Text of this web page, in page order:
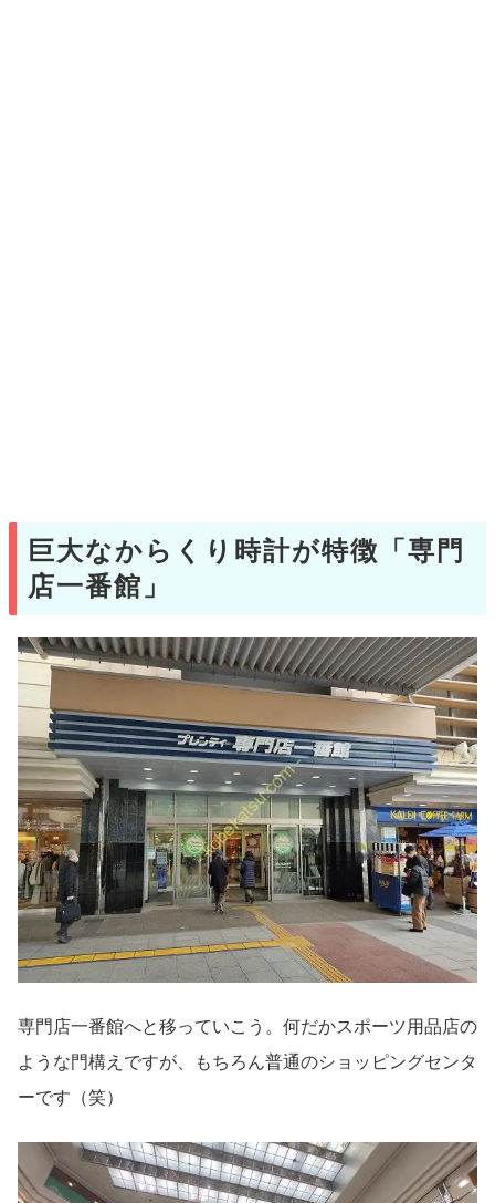
巨大なからくり時計が特徴「専門
店一番館」
専門店一番館へと移っていこう。何だかスポーツ用品店の
ような門構えですが、もちろん普通のショッピングセンタ
ーです（笑）